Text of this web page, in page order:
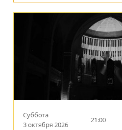
Суббота
3 октября 2026
21:00